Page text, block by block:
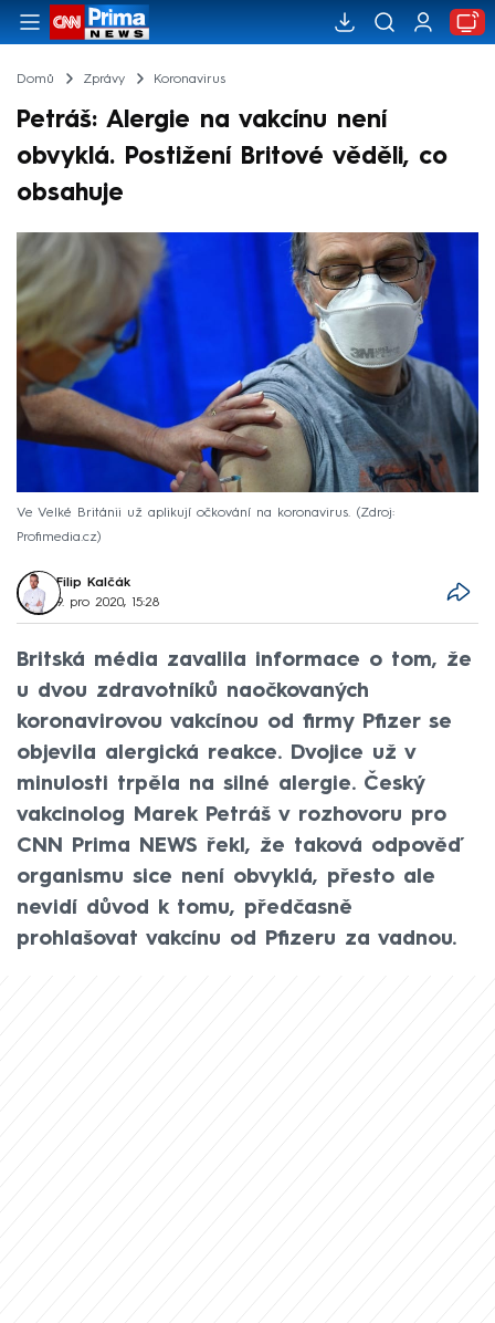
Domů Zprávy Koronavirus
Petráš: Alergie na vakcínu není
obvyklá. Postižení Britové věděli, co
obsahuje
Ve Velké Británii už aplikují očkování na koronavirus.
Zdroj:
Profimedia.cz
Filip Kalčák
9. pro 2020, 15:28
Britská média zavalila informace o tom, že
u dvou zdravotníků naočkovaných
koronavirovou vakcínou od firmy Pfizer se
objevila alergická reakce. Dvojice už v
minulosti trpěla na silné alergie. Český
vakcinolog Marek Petráš v rozhovoru pro
CNN Prima NEWS řekl, že taková odpověď
organismu sice není obvyklá, přesto ale
nevidí důvod k tomu, předčasně
prohlašovat vakcínu od Pfizeru za vadnou.